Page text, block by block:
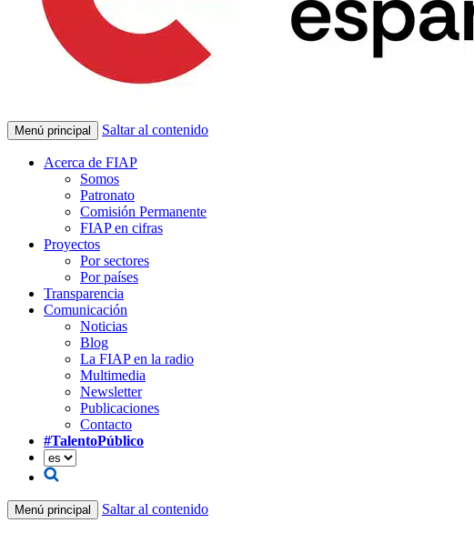
Menú principal Saltar al contenido
Acerca de FIAP
Somos
Patronato
Comisión Permanente
FIAP en cifras
Proyectos
Por sectores
Por países
Transparencia
Comunicación
Noticias
Blog
La FIAP en la radio
Multimedia
Newsletter
Publicaciones
Contacto
#TalentoPúblico
Menú principal Saltar al contenido